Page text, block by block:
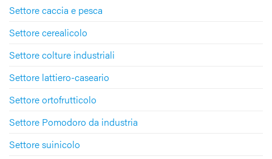
Settore caccia e pesca
Settore cerealicolo
Settore colture industriali
Settore lattiero-caseario
Settore ortofrutticolo
Settore Pomodoro da industria
Settore suinicolo